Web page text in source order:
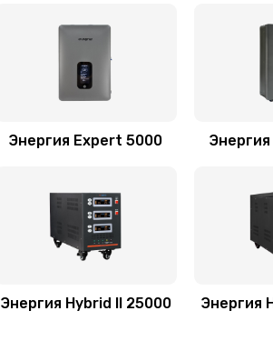
Энергия Expert 5000
Энергия Hybrid II 25000 Энергия